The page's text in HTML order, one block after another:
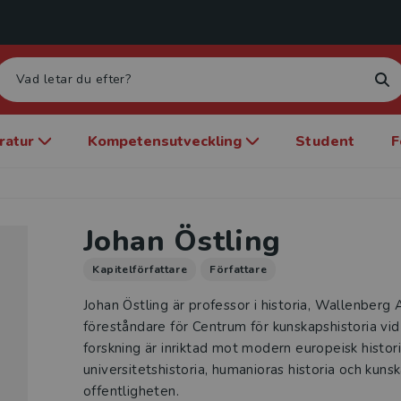
Kompetensutveckling Student
Johan Östling
Kapitelförfattare Författare
Johan Östling är professor i historia, Wallenberg
föreståndare för Centrum för kunskapshistoria
forskning är inriktad mot modern europeisk
universitetshistoria, humanioras historia och
offentligheten.